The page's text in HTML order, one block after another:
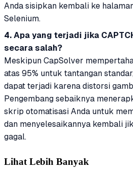
Anda sisipkan kembali ke
Selenium.
4. Apa yang terjadi jika
secara salah?
Meskipun CapSolver
atas 95% untuk tantangan
dapat terjadi karena distorsi
Pengembang sebaiknya
skrip otomatisasi Anda untuk
dan menyelesaikannya kembali
gagal.
Lihat Lebih Banyak